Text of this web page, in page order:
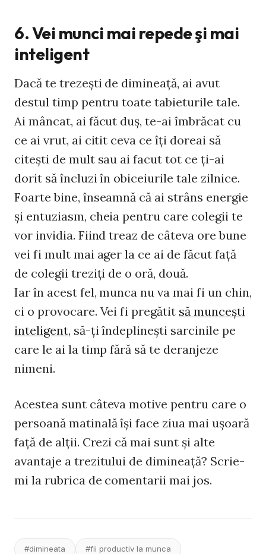
6. Vei munci mai repede şi mai
inteligent
Dacă te trezeşti de dimineaţă, ai avut
destul timp pentru toate tabieturile tale.
Ai mâncat, ai făcut duş, te-ai îmbrăcat cu
ce ai vrut, ai citit ceva ce îţi doreai să
citeşti de mult sau ai facut tot ce ţi-ai
dorit să încluzi în obiceiurile tale zilnice.
Foarte bine, înseamnă că ai strâns energie
şi entuziasm, cheia pentru care colegii te
vor invidia. Fiind treaz de câteva ore bune
vei fi mult mai ager la ce ai de făcut faţă
de colegii treziţi de o oră, două.
Iar în acest fel, munca nu va mai fi un chin,
ci o provocare. Vei fi pregătit să munceşti
inteligent, să-ţi îndeplineşti sarcinile pe
care le ai la timp fără să te deranjeze
nimeni.
Acestea sunt câteva motive pentru care o
persoană matinală îşi face ziua mai uşoară
faţă de alţii. Crezi că mai sunt şi alte
avantaje a trezitului de dimineaţă? Scrie-
mi la rubrica de comentarii mai jos.
#dimineata #fii productiv la munca